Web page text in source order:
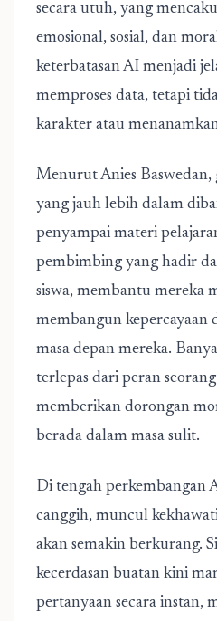
secara utuh, yang
emosional, sosial, dan
keterbatasan AI menjadi
memproses data, tetapi
karakter atau
Menurut Anies
yang jauh lebih dalam
penyampai materi
pembimbing yang hadir
siswa, membantu mereka
membangun kepercayaan
masa depan mereka.
terlepas dari peran
memberikan dorongan
berada dalam masa sulit.
Di tengah perkembangan
canggih, muncul
akan semakin berkurang.
kecerdasan buatan kini
pertanyaan secara instan,